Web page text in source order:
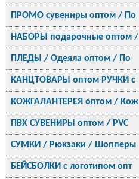
ПРОМО сувениры оптом / По
НАБОРЫ подарочные оптом /
ПЛЕДЫ / Одеяла оптом / По
КАНЦТОВАРЫ оптом РУЧКИ с
КОЖГАЛАНТЕРЕЯ оптом / Кож
ПВХ СУВЕНИРЫ оптом / PVC
СУМКИ / Рюкзаки / Шопперы
БЕЙСБОЛКИ с логотипом опт